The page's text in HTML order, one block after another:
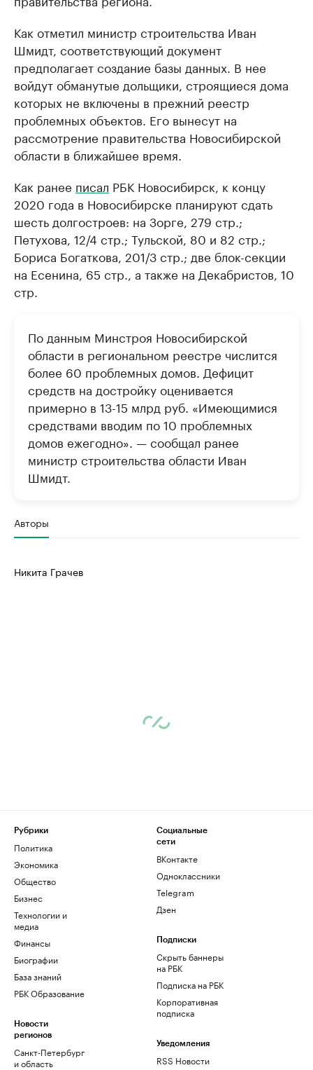
Как отметил министр строительства Иван
Шмидт, соответствующий документ
предполагает создание базы данных. В нее
войдут обманутые дольщики, строящиеся дома
которых не включены в прежний реестр
проблемных объектов. Его вынесут на
рассмотрение правительства Новосибирской
области в ближайшее время.
Как ранее писал РБК Новосибирск, к концу
2020 года в Новосибирске планируют сдать
шесть долгостроев: на Зорге, 279 стр.;
Петухова, 12/4 стр.; Тульской, 80 и 82 стр.;
Бориса Богаткова, 201/3 стр.; две блок-секции
на Есенина, 65 стр., а также на Декабристов, 10
стр.
По данным Минстроя Новосибирской
области в региональном реестре числится
более 60 проблемных домов. Дефицит
средств на достройку оценивается
примерно в 13-15 млрд руб. «Имеющимися
средствами вводим по 10 проблемных
домов ежегодно». — сообщал ранее
министр строительства области Иван
Шмидт.
Авторы
Никита Грачев
Рубрики
Политика
Экономика
Общество
Бизнес
Технологии и
медиа
Финансы
Биографии
База знаний
РБК Образование
Новости
регионов
Санкт-Петербург
и область
Социальные
сети
ВКонтакте
Одноклассники
Telegram
Дзен
Подписки
Скрыть баннеры
на РБК
Подписка на РБК
Корпоративная
подписка
Уведомления
RSS Новости